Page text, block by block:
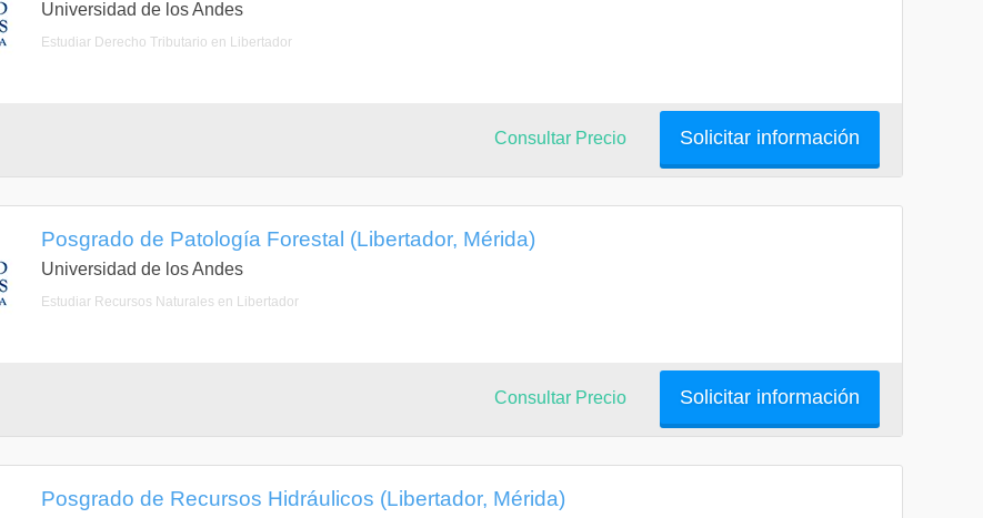
Universidad de los Andes
Estudiar Derecho Tributario en Libertador
Solicitar información
Consultar Precio
Posgrado de Patología Forestal (Libertador, Mérida)
Universidad de los Andes
Estudiar Recursos Naturales en Libertador
Solicitar información
Consultar Precio
Posgrado de Recursos Hidráulicos (Libertador, Mérida)